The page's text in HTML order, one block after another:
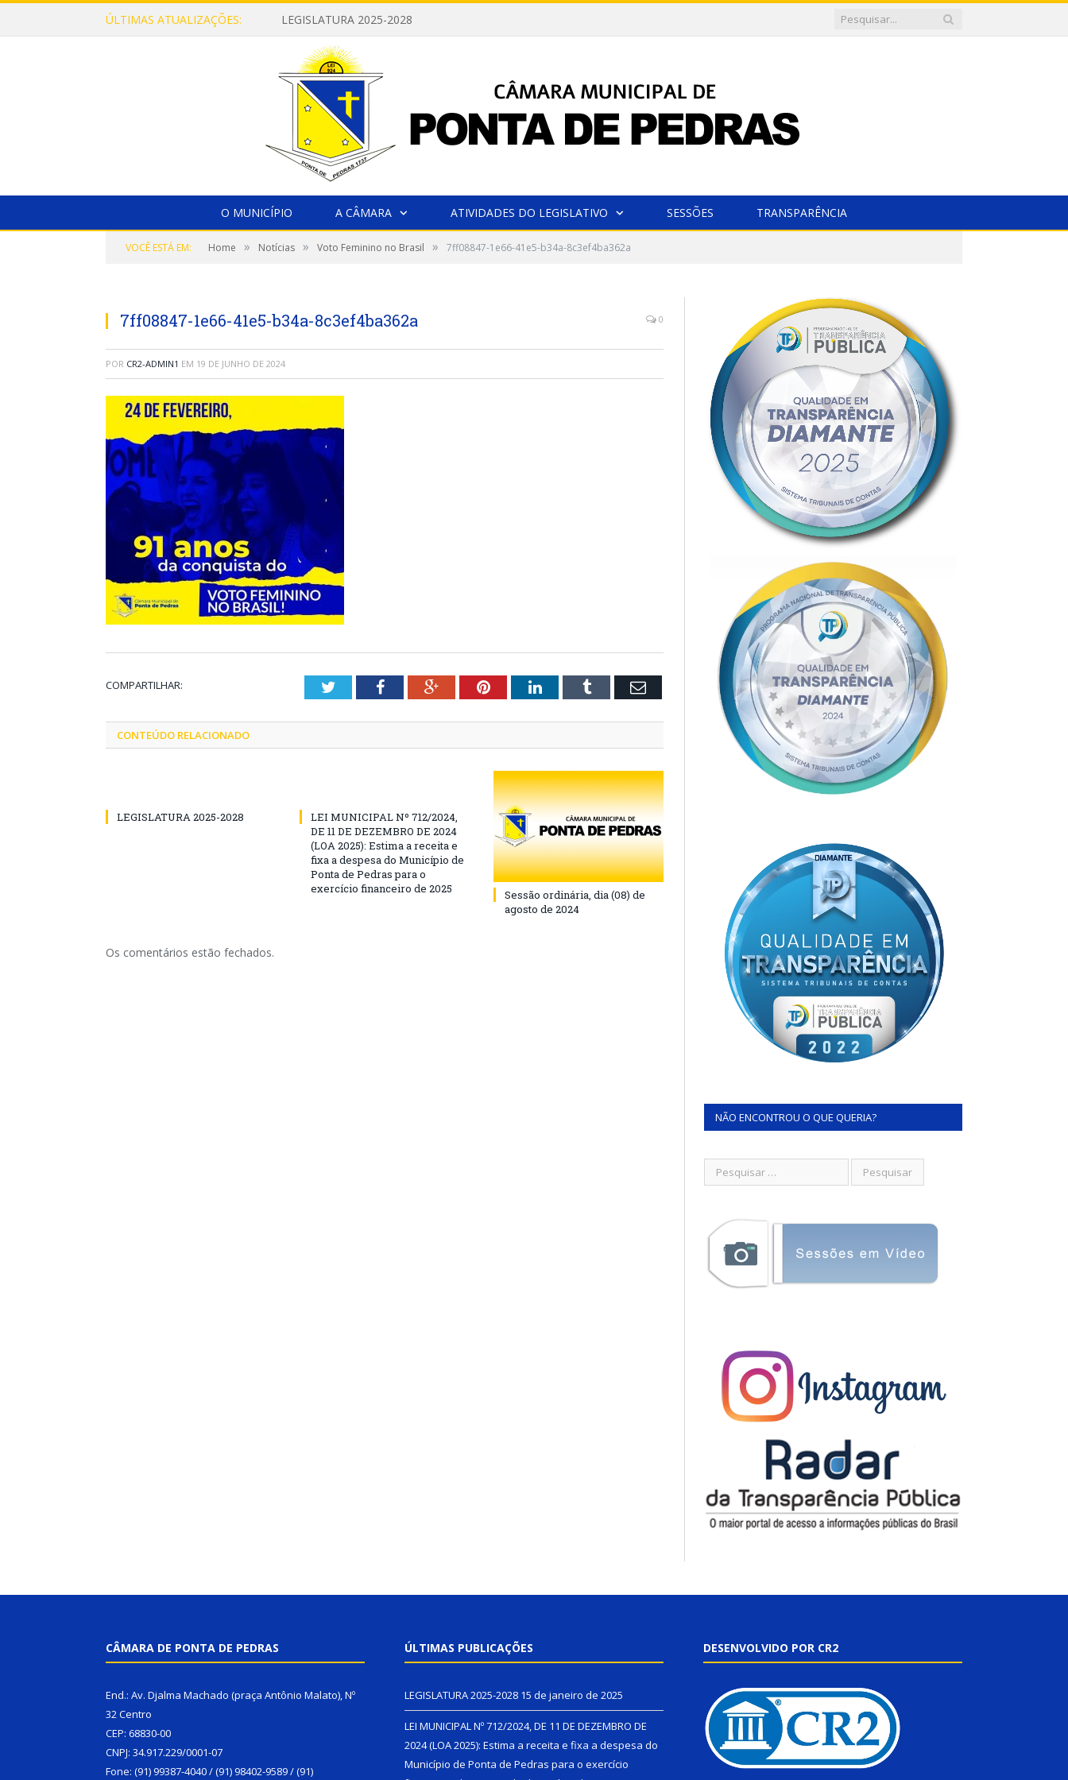
ÚLTIMAS ATUALIZAÇÕES: LEGISLATURA 2025-2028
O MUNICÍPIO A CÂMARA ATIVIDADES DO LEGISLATIVO SESSÕES TRANSPARÊNCIA
VOCÊ ESTÁ EM: Home » Notícias » Voto Feminino no Brasil » 7ff08847-1e66-41e5-b34a-8c3ef4ba362a
7ff08847-1e66-41e5-b34a-8c3ef4ba362a 0
POR CR2-ADMIN1 EM 19 DE JUNHO DE 2024
COMPARTILHAR: TwitterFacebookGoogle+PinterestLinkedInTumblr Email
CONTEÚDO RELACIONADO
LEGISLATURA 2025-2028
LEI MUNICIPAL Nº 712/2024,
DE 11 DE DEZEMBRO DE 2024
(LOA 2025): Estima a receita e
fixa a despesa do Município de
Ponta de Pedras para o
exercício financeiro de 2025
Sessão ordinária, dia (08) de
agosto de 2024
Os comentários estão fechados.
NÃO ENCONTROU O QUE QUERIA?
CÂMARA DE PONTA DE PEDRAS
End.: Av. Djalma Machado (praça Antônio Malato), Nº
32 Centro
CEP: 68830-00
CNPJ: 34.917.229/0001-07
Fone: (91) 99387-4040 / (91) 98402-9589 / (91)
ÚLTIMAS PUBLICAÇÕES
LEGISLATURA 2025-2028 15 de janeiro de 2025
LEI MUNICIPAL Nº 712/2024, DE 11 DE DEZEMBRO DE
2024 (LOA 2025): Estima a receita e fixa a despesa do
Município de Ponta de Pedras para o exercício
DESENVOLVIDO POR CR2